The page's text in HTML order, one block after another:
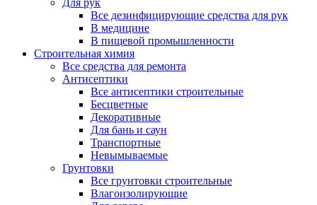
Для рук
Все дезинфицирующие средства для рук
В медицине
В пищевой промышленности
Строительная химия
Все средства для ремонта
Антисептики
Все антисептики строительные
Бесцветные
Декоративные
Для бань и саун
Транспортные
Невымываемые
Грунтовки
Все грунтовки строительные
Влагоизолирующие